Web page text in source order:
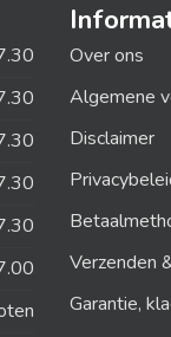
Over ons
Algemene
Disclaimer
Verzenden
Garantie,